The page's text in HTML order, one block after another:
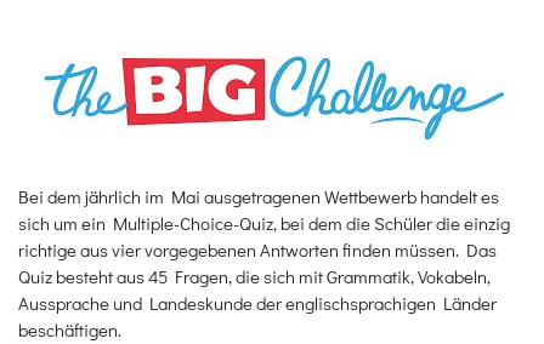
Bei dem jährlich im Mai ausgetragenen Wettbewerb handelt es
sich um ein Multiple-Choice-Quiz, bei dem die Schüler die einzig
richtige aus vier vorgegebenen Antworten finden müssen. Das
Quiz besteht aus 45 Fragen, die sich mit Grammatik, Vokabeln,
Aussprache und Landeskunde der englischsprachigen Länder
beschäftigen.